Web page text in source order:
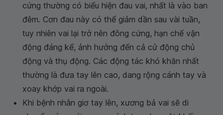
cứng thường có biểu hiện đau vai, nhất là vào ban
đêm. Cơn đau này có thể giảm dần sau vài tuần,
tuy nhiên vai lại trở nên đông cứng, hạn chế vận
động đáng kể, ảnh hưởng đến cả cử động chủ
động và thụ động. Các động tác khó khăn nhất
thường là đưa tay lên cao, dang rộng cánh tay và
xoay khớp vai ra ngoài.
Khi bệnh nhân giơ tay lên, xương bả vai sẽ di